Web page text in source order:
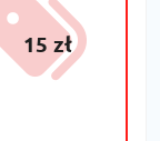
15 zł